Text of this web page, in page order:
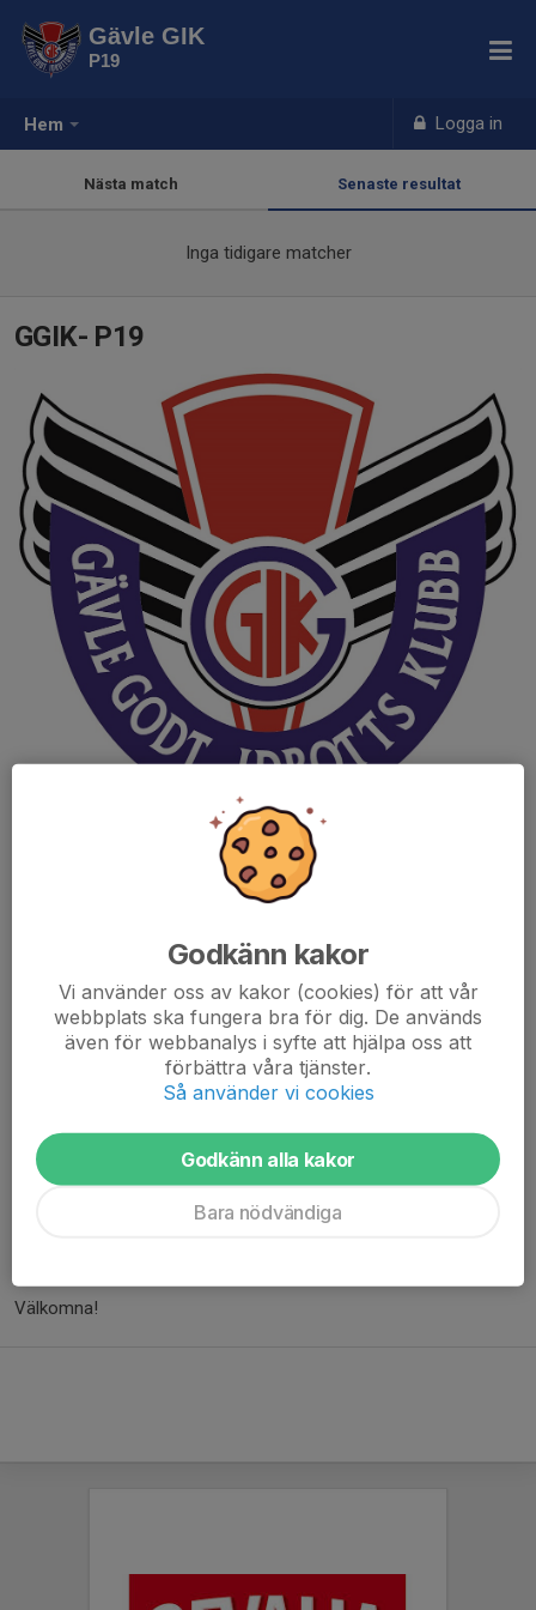
Hem Logga in
Gävle GIK
P19
Nästa match Senaste resultat
Inga tidigare matcher
GGIK- P19
Svara på kallelsen för träningar och sammandrag som blir
utskickade. Det underlättar väldigt mycket för oss ledare hur
upplägget ska bli.
Om ditt barn är intresserad av att börja spela med oss
Vid frågor kontakta:
Ungdomskommittén GGIK
Välkomna!
Godkänn kakor
Vi använder oss av kakor (cookies) för att vår
webbplats ska fungera bra för dig. De används
även för webbanalys i syfte att hjälpa oss att
förbättra våra tjänster.
Så använder vi cookies
Godkänn alla kakor
Bara nödvändiga